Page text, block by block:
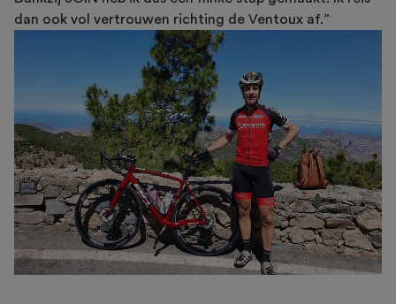
dan ook vol vertrouwen richting de Ventoux af.”